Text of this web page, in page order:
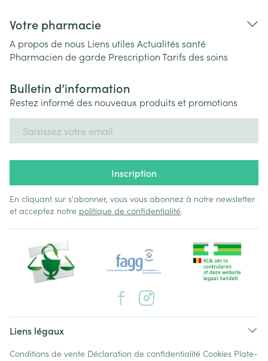
Votre pharmacie
A propos de nous Liens utiles Actualités santé
Pharmacien de garde PrescriptionTarifs des soins
Bulletin d’information
Restez informé des nouveaux produits et promotions
Inscription
En cliquant sur s'abonner, vous vous abonnez à notre newsletter
et acceptez notre politique de confidentialité.
Liens légaux
Conditions de vente Déclaration de confidentialité Cookies Plate-